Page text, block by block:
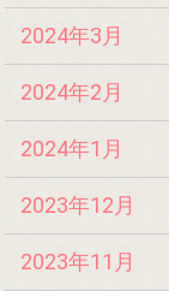
2024年3月
2024年2月
2024年1月
2023年12月
2023年11月